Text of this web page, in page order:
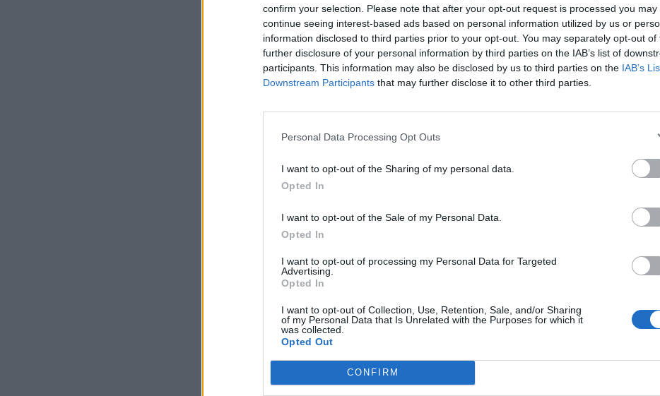
confirm your selection. Please note that after your opt-out request is processed you may
continue seeing interest-based ads based on personal information utilized by us or
information disclosed to third parties prior to your opt-out. You may separately opt-out of
further disclosure of your personal information by third parties on the IAB’s list of
participants. This information may also be disclosed by us to third parties on the IAB’s
Downstream Participants that may further disclose it to other third parties.
Personal Data Processing Opt Outs
I want to opt-out of the Sharing of my personal data.
Opted In
I want to opt-out of the Sale of my Personal Data.
Opted In
I want to opt-out of processing my Personal Data for Targeted
Advertising.
Opted In
I want to opt-out of Collection, Use, Retention, Sale, and/or Sharing
of my Personal Data that Is Unrelated with the Purposes for which it
was collected.
Opted Out
CONFIRM